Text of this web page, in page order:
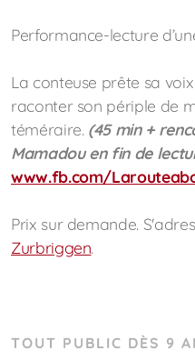
Performance-lecture
La conteuse prête sa
raconter son périple de
téméraire. (45 min +
Mamadou en fin de
www.fb.com/
Prix sur demande.
Zurbriggen.
TOUT PUBLIC DÈS 9